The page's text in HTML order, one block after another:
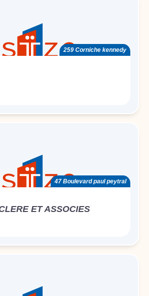
259 Corniche kennedy
47 Boulevard paul peytral
ET ASSOCIES